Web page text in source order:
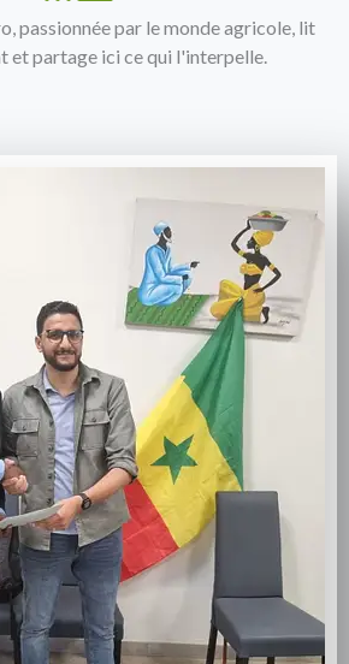
passionnée par le monde agricole, lit
et partage ici ce qui l'interpelle.